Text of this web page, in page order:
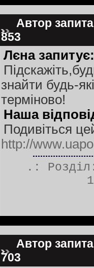
Автор
853
Лєна запитує:
знайти будь-
терміново!
Наша
Подивіться
http://
.:
Автор
703